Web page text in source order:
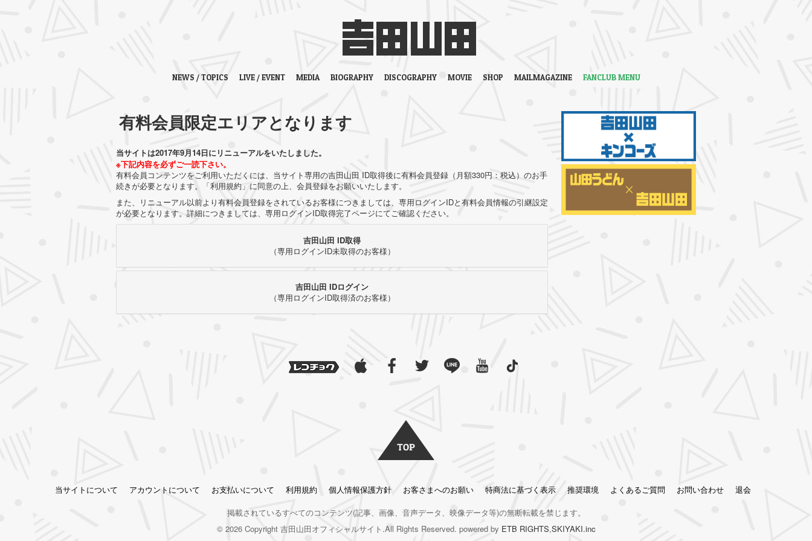
NEWS / TOPICS LIVE / EVENT MEDIA BIOGRAPHY DISCOGRAPHY MOVIE SHOP MAILMAGAZINE FANCLUB MENU
有料会員限定エリアとなります
当サイトは2017年9月14日にリニューアルをいたしました。
※下記内容を必ずご一読下さい。
有料会員コンテンツをご利用いただくには、当サイト専用の吉田山田 ID取得後に有料会員登録（月額330円：税込）のお手
続きが必要となります。「利用規約」に同意の上、会員登録をお願いいたします。
また、リニューアル以前より有料会員登録をされているお客様につきましては、専用ログインIDと有料会員情報の引継設定
が必要となります。詳細につきましては、専用ログインID取得完了ページにてご確認ください。
吉田山田 ID取得
（専用ログインID未取得のお客様）
吉田山田 IDログイン
（専用ログインID取得済のお客様）
当サイトについて アカウントについて お支払いについて 利用規約 個人情報保護方針 お客さまへのお願い 特商法に基づく表示 推奨環境 よくあるご質問 お問い合わせ
退会
掲載されているすべてのコンテンツ(記事、画像、音声データ、映像データ等)の無断転載を禁じます。
© 2026 Copyright 吉田山田オフィシャルサイト.All Rights Reserved. powered by ETB RIGHTS,SKIYAKI.inc